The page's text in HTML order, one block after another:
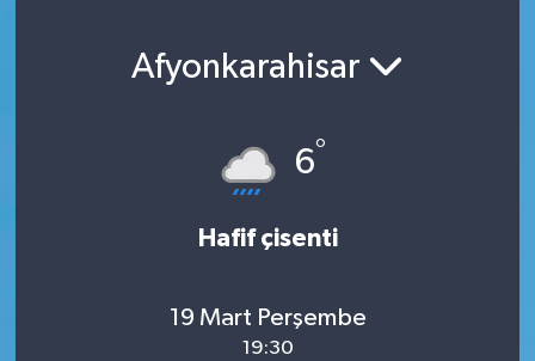
Afyonkarahisar
6°
Hafif çisenti
19 Mart Perşembe
19:30